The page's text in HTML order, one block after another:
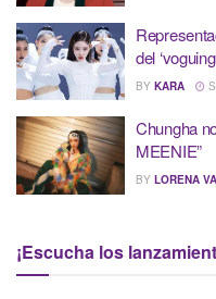
del
BY KARA
Chungha
MEENIE”
BY LORENA
¡Escucha los